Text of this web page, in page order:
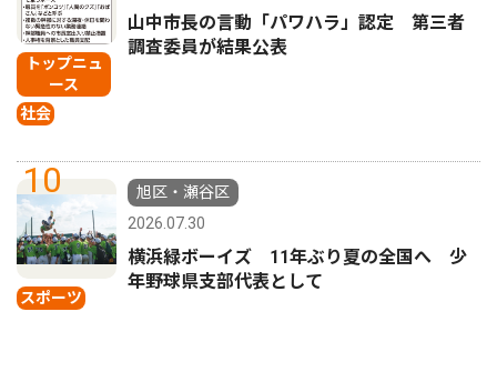
トップニュ
ース
社会
山中市長の言動「パワハラ」認定 第三者
調査委員が結果公表
10
スポーツ
旭区・瀬谷区
2026.07.30
横浜緑ボーイズ 11年ぶり夏の全国へ 少
年野球県支部代表として